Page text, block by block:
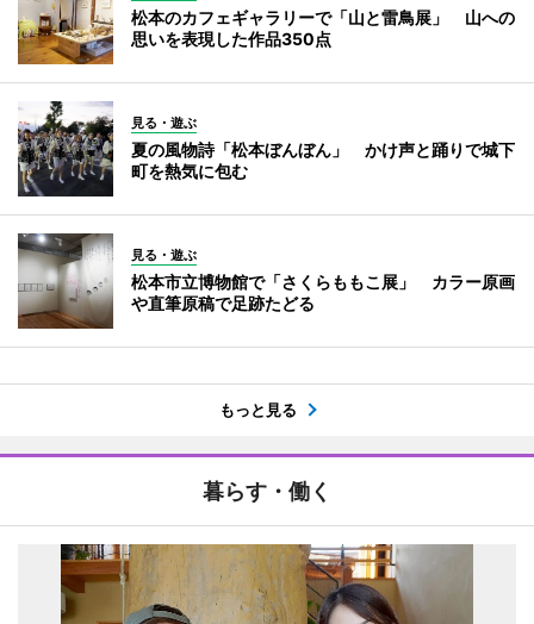
松本のカフェギャラリーで「山と雷鳥展」 山への
思いを表現した作品350点
見る・遊ぶ
夏の風物詩「松本ぼんぼん」 かけ声と踊りで城下
町を熱気に包む
見る・遊ぶ
松本市立博物館で「さくらももこ展」 カラー原画
や直筆原稿で足跡たどる
もっと見る
暮らす・働く